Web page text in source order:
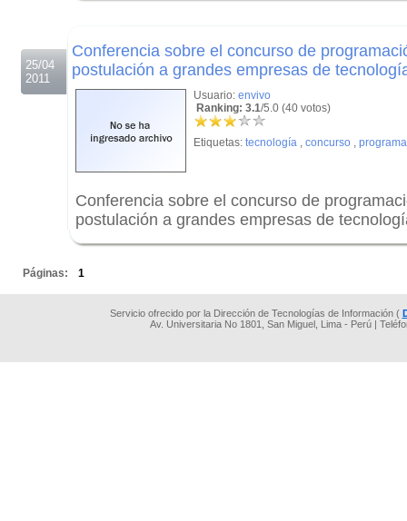
25/04
2011
Conferencia sobre el concurso de
postulación a grandes empresas de
Usuario: envivo
Ranking: 3.1/5.0 (40 votos)
Etiquetas: tecnología , concurso ,
Conferencia sobre el concurso de
postulación a grandes empresas de
Páginas: 1
Servicio ofrecido por la Dirección de Tecnologías de Información (
Av. Universitaria No 1801, San Miguel, Lima - Perú |